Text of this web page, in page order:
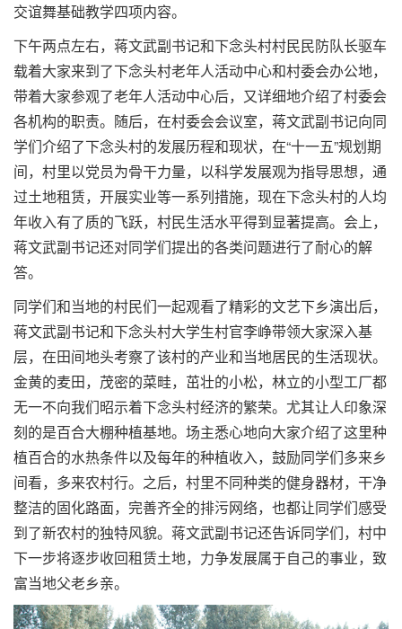
交谊舞基础教学四项内容。
下午两点左右，蒋文武副书记和下念头村村民民防队长驱车
载着大家来到了下念头村老年人活动中心和村委会办公地，
带着大家参观了老年人活动中心后，又详细地介绍了村委会
各机构的职责。随后，在村委会会议室，蒋文武副书记向同
学们介绍了下念头村的发展历程和现状，在“十一五”规划期
间，村里以党员为骨干力量，以科学发展观为指导思想，通
过土地租赁，开展实业等一系列措施，现在下念头村的人均
年收入有了质的飞跃，村民生活水平得到显著提高。会上，
蒋文武副书记还对同学们提出的各类问题进行了耐心的解
答。
同学们和当地的村民们一起观看了精彩的文艺下乡演出后，
蒋文武副书记和下念头村大学生村官李峥带领大家深入基
层，在田间地头考察了该村的产业和当地居民的生活现状。
金黄的麦田，茂密的菜畦，茁壮的小松，林立的小型工厂都
无一不向我们昭示着下念头村经济的繁荣。尤其让人印象深
刻的是百合大棚种植基地。场主悉心地向大家介绍了这里种
植百合的水热条件以及每年的种植收入，鼓励同学们多来乡
间看，多来农村行。之后，村里不同种类的健身器材，干净
整洁的固化路面，完善齐全的排污网络，也都让同学们感受
到了新农村的独特风貌。蒋文武副书记还告诉同学们，村中
下一步将逐步收回租赁土地，力争发展属于自己的事业，致
富当地父老乡亲。